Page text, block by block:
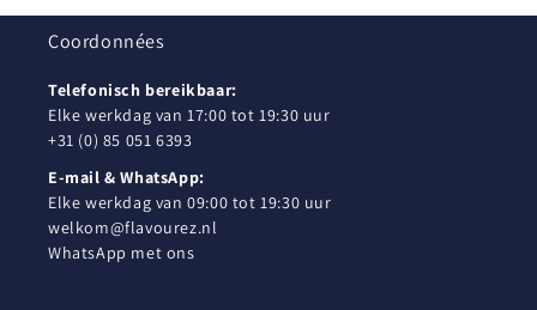
Coordonnées
Telefonisch bereikbaar:
Elke werkdag van 17:00 tot 19:30 uur
+31 (0) 85 051 6393
E-mail & WhatsApp:
Elke werkdag van 09:00 tot 19:30 uur
welkom@flavourez.nl
WhatsApp met ons